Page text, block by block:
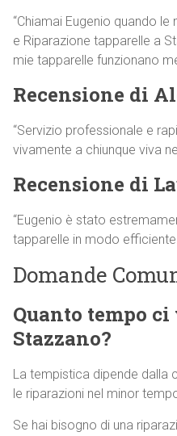
“Chiamai Eugenio quando
e Riparazione tapparelle a
mie tapparelle funzionano
Recensione di
“Servizio professionale e
vivamente a chiunque viva
Recensione di
“Eugenio è stato
tapparelle in modo
Domande
Quanto tempo
Stazzano?
La tempistica dipende dalla
le riparazioni nel minor
Se hai bisogno di una